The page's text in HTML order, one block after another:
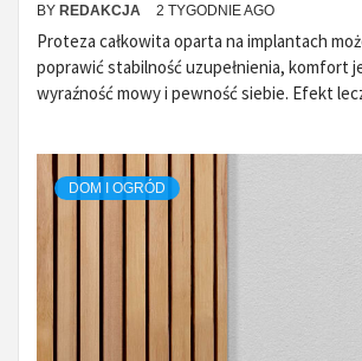
BY REDAKCJA 2 TYGODNIE AGO
Proteza całkowita oparta na implantach
poprawić stabilność uzupełnienia, komfort
wyraźność mowy i pewność siebie. Efekt
DOM I OGRÓD